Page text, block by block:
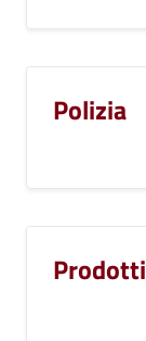
Polizia